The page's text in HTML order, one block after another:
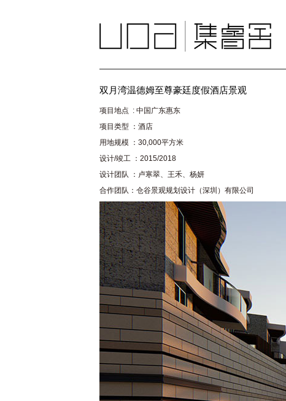
双月湾温德姆至尊豪廷度假酒店景观
项目地点 : 中国广东惠东
项目类型 ：酒店
用地规模 ： 30,000平方米
设计/竣工 ： 2015/2018
设计团队 ：卢寒翠、王禾、杨妍
合作团队：仓谷景观规划设计（深圳）有限公司